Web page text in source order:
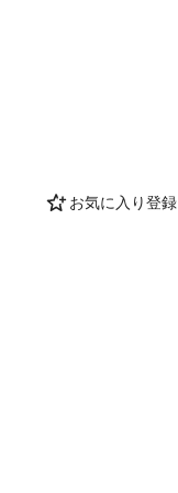
お気に入り登録